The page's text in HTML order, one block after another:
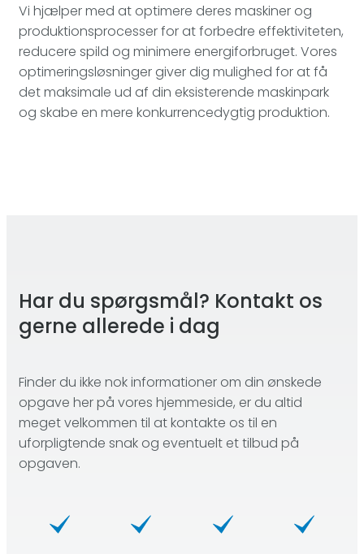
Vi hjælper med at optimere deres maskiner og
produktionsprocesser for at forbedre effektiviteten,
reducere spild og minimere energiforbruget. Vores
optimeringsløsninger giver dig mulighed for at få
det maksimale ud af din eksisterende maskinpark
og skabe en mere konkurrencedygtig produktion.
Har du spørgsmål? Kontakt os
gerne allerede i dag
Finder du ikke nok informationer om din ønskede
opgave her på vores hjemmeside, er du altid
meget velkommen til at kontakte os til en
uforpligtende snak og eventuelt et tilbud på
opgaven.